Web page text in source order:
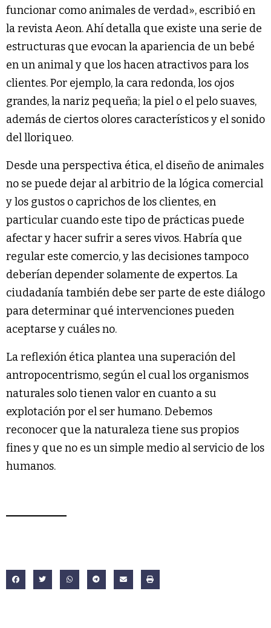
funcionar como animales de verdad», escribió en
la revista Aeon. Ahí detalla que existe una serie de
estructuras que evocan la apariencia de un bebé
en un animal y que los hacen atractivos para los
clientes. Por ejemplo, la cara redonda, los ojos
grandes, la nariz pequeña; la piel o el pelo suaves,
además de ciertos olores característicos y el sonido
del lloriqueo.
Desde una perspectiva ética, el diseño de animales
no se puede dejar al arbitrio de la lógica comercial
y los gustos o caprichos de los clientes, en
particular cuando este tipo de prácticas puede
afectar y hacer sufrir a seres vivos. Habría que
regular este comercio, y las decisiones tampoco
deberían depender solamente de expertos. La
ciudadanía también debe ser parte de este diálogo
para determinar qué intervenciones pueden
aceptarse y cuáles no.
La reflexión ética plantea una superación del
antropocentrismo, según el cual los organismos
naturales solo tienen valor en cuanto a su
explotación por el ser humano. Debemos
reconocer que la naturaleza tiene sus propios
fines y que no es un simple medio al servicio de los
humanos.